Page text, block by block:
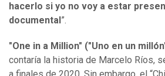
hacerlo si yo no voy a estar
documental ”.
"One in a Million" ("Uno en un
contaría la historia de Marcelo Ríos,